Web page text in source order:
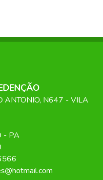
ANTONIO, N647 - VILA
- PA